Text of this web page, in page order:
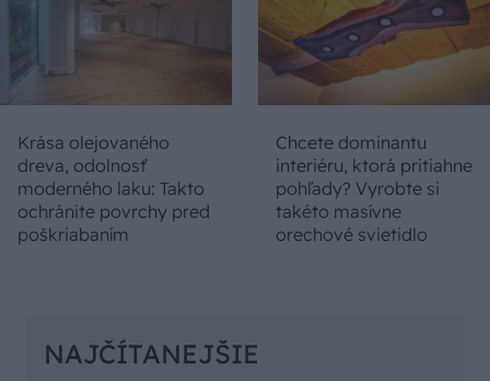
Krása olejovaného
dreva, odolnosť
moderného laku: Takto
ochránite povrchy pred
poškriabaním
Chcete dominantu
interiéru, ktorá pritiahne
pohľady? Vyrobte si
takéto masívne
orechové svietidlo
NAJČÍTANEJŠIE